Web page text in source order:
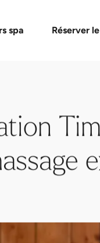
spa Réserver
Formules Day Spa
de bons cadeaux